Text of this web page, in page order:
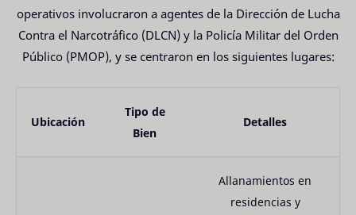
operativos involucraron a agentes de la Dirección de Lucha
Contra el Narcotráfico (DLCN) y la Policía Militar del Orden
Público (PMOP), y se centraron en los siguientes lugares:
Ubicación
Tipo de
Bien
Detalles
Allanamientos en
residencias y